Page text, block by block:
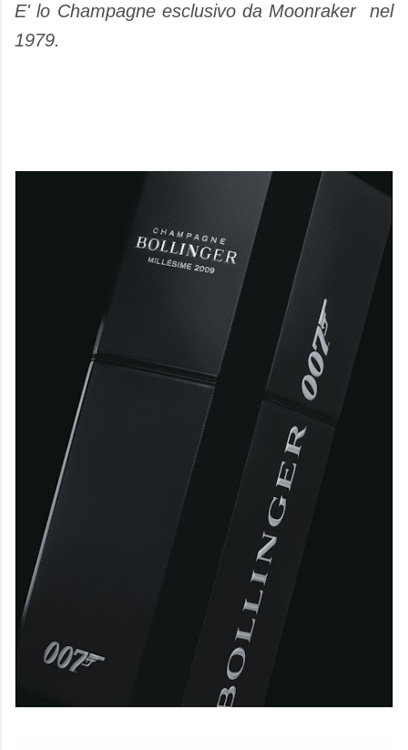
E' lo Champagne esclusivo da Moonraker nel
1979.